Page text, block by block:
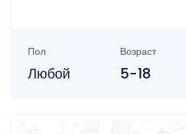
Пол
Любой
Возраст
5-18